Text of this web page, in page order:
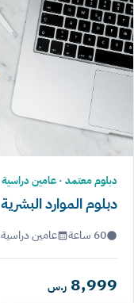
دبلوم معتمد · عامين دراسية
دبلوم الموارد البشرية
60 ساعة عامين دراسية
8,999 ر.س